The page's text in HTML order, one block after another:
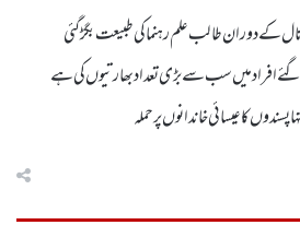
کے دوران طالب علم رہنما کی طبیعت بگڑ گئی
افراد میں سب سے بڑی تعداد بھارتیوں کی ہے
کا عیسائی خاندانوں پر حملہ